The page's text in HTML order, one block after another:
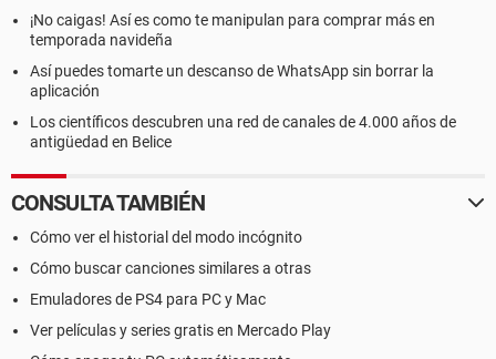
¡No caigas! Así es como te manipulan para comprar más en
temporada navideña
Así puedes tomarte un descanso de WhatsApp sin borrar la
aplicación
Los científicos descubren una red de canales de 4.000 años de
antigüedad en Belice
CONSULTA TAMBIÉN
Cómo ver el historial del modo incógnito
Cómo buscar canciones similares a otras
Emuladores de PS4 para PC y Mac
Ver películas y series gratis en Mercado Play